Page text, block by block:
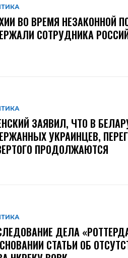
ВО ВРЕМЯ НЕЗАКОННОЙ
СОТРУДНИКА
ЗАЯВИЛ, ЧТО В
УКРАИНЦЕВ,
ПРОДОЛЖАЮТСЯ
ДЕЛА
СТАТЬИ ОБ